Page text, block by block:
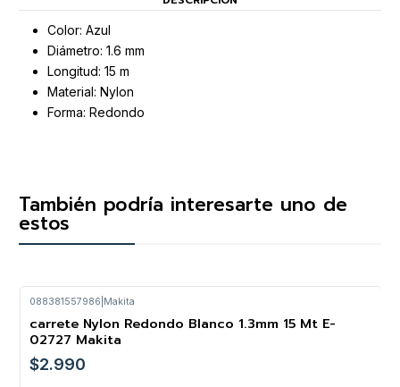
Color: Azul
Diámetro: 1.6 mm
Longitud: 15 m
Material: Nylon
Forma: Redondo
También podría interesarte uno de
estos
088381557986 Makita
carrete Nylon Redondo Blanco 1.3mm 15 Mt E-
02727 Makita
$2.990